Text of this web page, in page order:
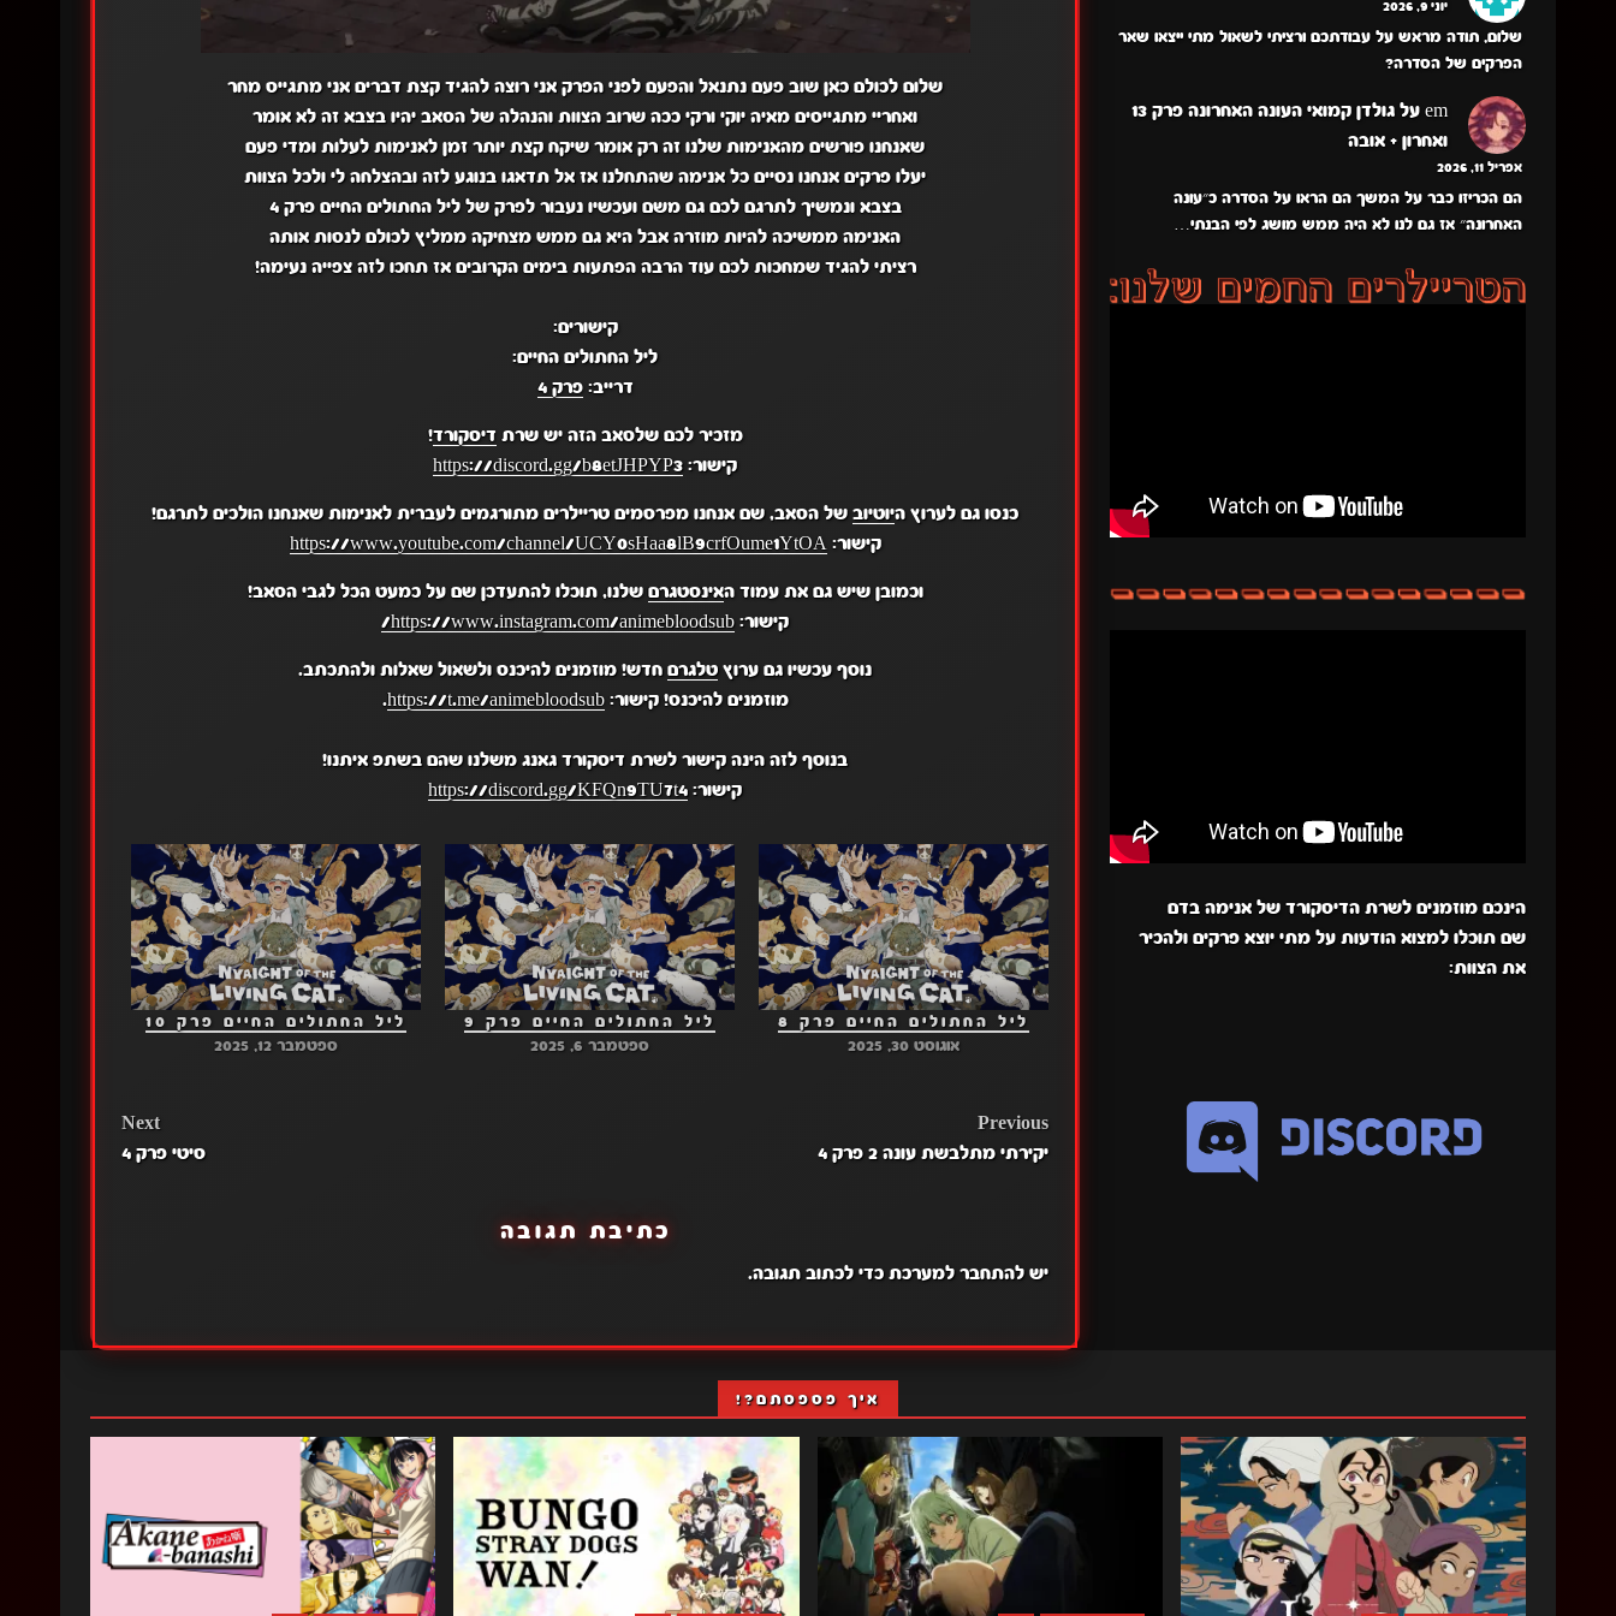
שלום לכולם כאן שוב פעם נתנאל והפעם לפני הפרק אני רוצה להגיד קצת דברים אני מתגייס מחר
ואחריי מתגייסים מאיה יוקי ורקי ככה שרוב הצוות והנהלה של הסאב יהיו בצבא זה לא אומר
שאנחנו פורשים מהאנימות שלנו זה רק אומר שיקח קצת יותר זמן לאנימות לעלות ומדי פעם
יעלו פרקים אנחנו נסיים כל אנימה שהתחלנו אז אל תדאגו בנוגע לזה ובהצלחה לי ולכל הצוות
בצבא ונמשיך לתרגם לכם גם משם ועכשיו נעבור לפרק של ליל החתולים החיים פרק 4
האנימה ממשיכה להיות מוזרה אבל היא גם ממש מצחיקה ממליץ לכולם לנסות אותה
רציתי להגיד שמחכות לכם עוד הרבה הפתעות בימים הקרובים אז תחכו לזה צפייה נעימה!
קישורים:
ליל החתולים החיים:
דרייב:פרק 4
מזכיר לכם שלסאב הזה יש שרת דיסקורד!
קישור: https://discord.gg/b8etJHPYP3
כנסו גם לערוץ היוטיובשל הסאב, שם אנחנו מפרסמים טריילרים מתורגמים לעברית לאנימות שאנחנו הולכים לתרגם!
קישור: https://www.youtube.com/channel/UCY0sHaa8lB9crfOume1YtOA
וכמובן שיש גם את עמוד האינסטגרם שלנו, תוכלו להתעדכן שם על כמעט הכל לגבי הסאב!
קישור: https://www.instagram.com/animebloodsub/
נוסף עכשיו גם ערוץטלגרםחדש! מוזמנים להיכנס ולשאול שאלות ולהתכתב.
מוזמנים להיכנס! קישור:https://t.me/animebloodsub
.
בנוסף לזה הינה קישור לשרת דיסקורד גאנג משלנו שהם בשתפ איתנו!
קישור:https://discord.gg/KFQn9TU7t4
ליל החתולים החיים פרק 8
אוגוסט 30, 2025
ליל החתולים החיים פרק 9
ספטמבר 6, 2025
ליל החתולים החיים פרק 10
ספטמבר 12, 2025
POST
Previous
יקירתי מתלבשת עונה 2 פרק 4
Next
סיטי פרק 4
כתיבת תגובה
יש להתחבר למערכתכדי לכתוב תגובה.
יוני 9, 2026
שלום, תודה מראש על עבודתכם ורציתי לשאול מתי ייצאו שאר
הפרקים של הסדרה?
em על
גולדן קמואי העונה האחרונה פרק 13
ואחרון + אובה
אפריל 11, 2026
הם הכריזו כבר על המשך הם הראו על הסדרה כ״עונה
האחרונה״ אז גם לנו לא היה ממש מושג לפי הבנתי…
הינכם מוזמנים לשרת הדיסקורד של אנימה בדם
שם תוכלו למצוא הודעות על מתי יוצא פרקים ולהכיר
את הצוות:
איך פספסתם?!